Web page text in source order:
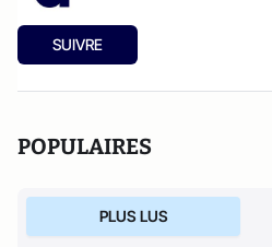
SUIVRE
POPULAIRES
PLUS LUS